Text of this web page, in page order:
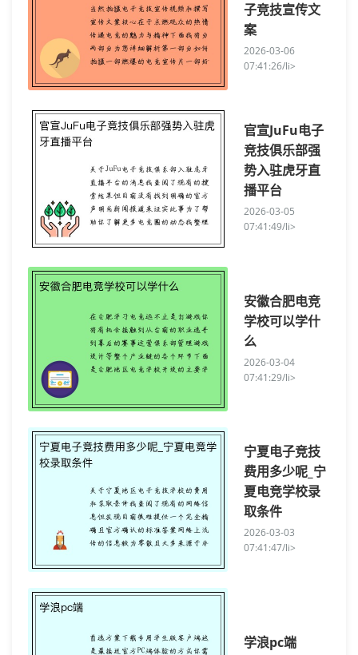
子竞技宣传文
案
2026-03-06
07:41:26/li>
官宣JuFu电子
竞技俱乐部强
势入驻虎牙直
播平台
2026-03-05
07:41:49/li>
安徽合肥电竞
学校可以学什
么
2026-03-04
07:41:29/li>
宁夏电子竞技
费用多少呢_宁
夏电竞学校录
取条件
2026-03-03
07:41:47/li>
学浪pc端